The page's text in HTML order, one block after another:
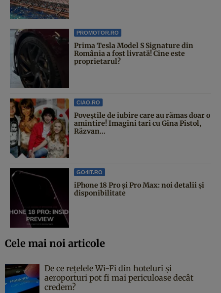
PROMOTOR.RO
Prima Tesla Model S Signature din
România a fost livrată! Cine este
proprietarul?
CIAO.RO
Poveştile de iubire care au rămas doar o
amintire! Imagini tari cu Gina Pistol,
Răzvan...
GO4IT.RO
iPhone 18 Pro și Pro Max: noi detalii și
disponibilitate
Cele mai noi articole
De ce rețelele Wi-Fi din hoteluri și
aeroporturi pot fi mai periculoase decât
credem?